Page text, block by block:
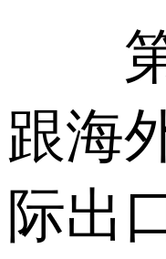
第
跟海
际出